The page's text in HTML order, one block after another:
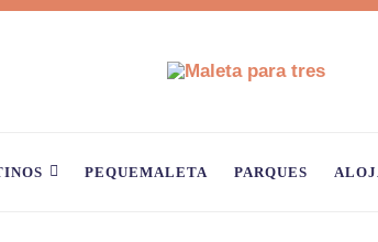
PEQUEMALETA PARQUES